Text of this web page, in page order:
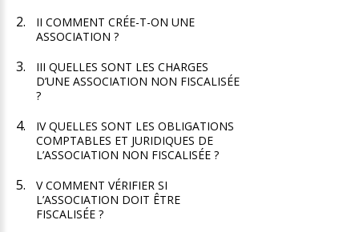
II COMMENT CRÉE-T-ON UNE
ASSOCIATION ?
III QUELLES SONT LES CHARGES
D’UNE ASSOCIATION NON FISCALISÉE
?
IV QUELLES SONT LES OBLIGATIONS
COMPTABLES ET JURIDIQUES DE
L’ASSOCIATION NON FISCALISÉE ?
V COMMENT VÉRIFIER SI
L’ASSOCIATION DOIT ÊTRE
FISCALISÉE ?